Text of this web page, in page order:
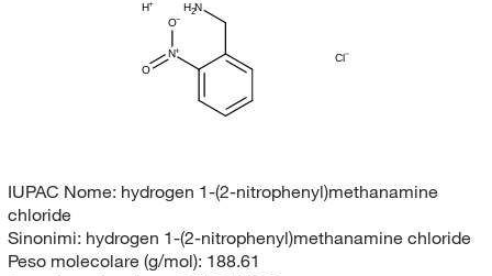
H
Cl
H2N
N
O
O
IUPAC Nome: hydrogen 1-(2-nitrophenyl)methanamine
chloride
Sinonimi: hydrogen 1-(2-nitrophenyl)methanamine chloride
Peso molecolare (g/mol): 188.61